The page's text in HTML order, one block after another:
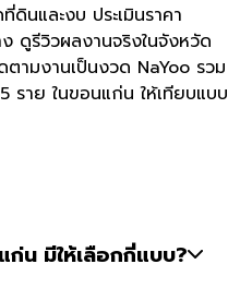
ดินและงบ ประเมินราคา
ดูรีวิวผลงานจริงในจังหวัด
ามงานเป็นงวด NaYoo รวม
ราย ในขอนแก่น ให้เทียบแบบ
ก่น มีให้เลือกกี่แบบ?